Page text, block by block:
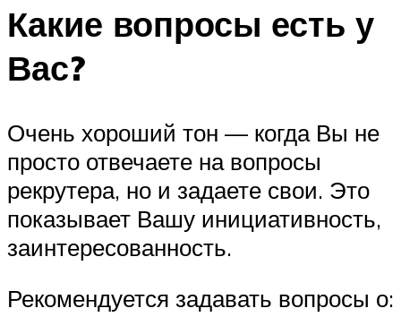
Какие вопросы есть у
Вас?
Очень хороший тон — когда Вы не
просто отвечаете на вопросы
рекрутера, но и задаете свои. Это
показывает Вашу инициативность,
заинтересованность.
Рекомендуется задавать вопросы о: